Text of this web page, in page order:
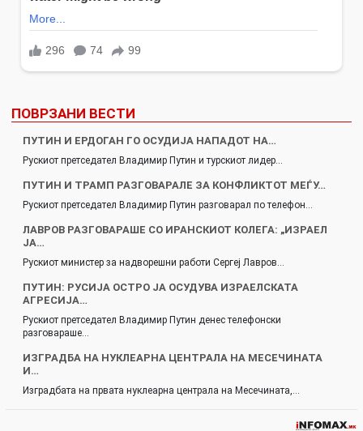
ПОВРЗАНИ ВЕСТИ
ПУТИН И ЕРДОГАН ГО ОСУДИЈА НАПАДОТ НА…
Рускиот претседател Владимир Путин и турскиот лидер…
ПУТИН И ТРАМП РАЗГОВАРАЛЕ ЗА КОНФЛИКТОТ МЕЃУ…
Рускиот претседател Владимир Путин разговарал по телефон…
ЛАВРОВ РАЗГОВАРАШЕ СО ИРАНСКИОТ КОЛЕГА: „ИЗРАЕЛ
ЈА…
Рускиот министер за надворешни работи Сергеј Лавров…
ПУТИН: РУСИЈА ОСТРО ЈА ОСУДУВА ИЗРАЕЛСКАТА
АГРЕСИЈА…
Рускиот претседател Владимир Путин денес телефонски
разговараше…
ИЗГРАДБА НА НУКЛЕАРНА ЦЕНТРАЛА НА МЕСЕЧИНАТА
И…
Изградбата на првата нуклеарна централа на Месечината,…